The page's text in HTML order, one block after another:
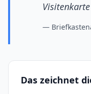
—
Das zeichnet